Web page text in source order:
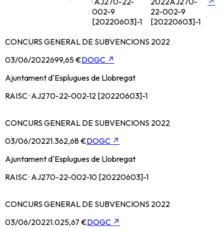
002-9
[20220603]-1
22-002-9
[20220603]-1
CONCURS GENERAL DE SUBVENCIONS 2022
03/06/2022699,65 €DOGC ↗
Ajuntament d'Esplugues de Llobregat
RAISC · AJ270-22-002-12 [20220603]-1
CONCURS GENERAL DE SUBVENCIONS 2022
03/06/20221.362,68 €DOGC ↗
Ajuntament d'Esplugues de Llobregat
RAISC · AJ270-22-002-10 [20220603]-1
CONCURS GENERAL DE SUBVENCIONS 2022
03/06/20221.025,67 €DOGC ↗